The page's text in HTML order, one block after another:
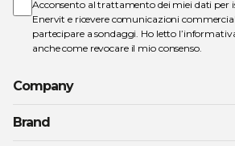
Acconsento al trattamento dei miei dati per
Enervit e ricevere comunicazioni
partecipare a sondaggi. Ho letto l’
anche come revocare il mio consenso.
Company
Brand